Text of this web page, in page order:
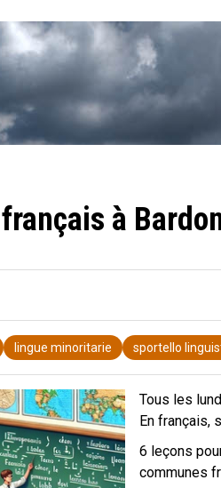
à
lingue minoritarie sportello
Tous les
En français,
6 leçons
communes